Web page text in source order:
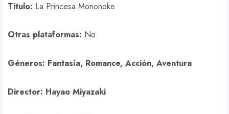
Titulo: La Princesa Mononoke
Otras plataformas: No
Géneros: Fantasía, Romance, Acción, Aventura
Director: Hayao Miyazaki